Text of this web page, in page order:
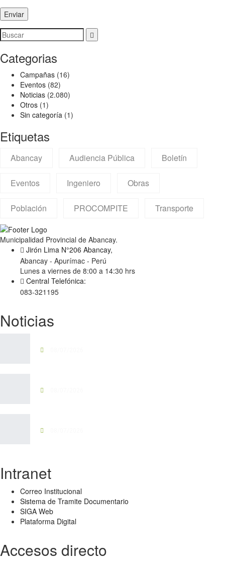
Enviar
Categorias
Campañas (16)
Eventos (82)
Noticias (2.080)
Otros (1)
Sin categoría (1)
Etiquetas
Abancay Audiencia Pública Boletín
Eventos Ingeniero Obras
Población PROCOMPITE Transporte
Municipalidad Provincial de Abancay.
Jirón Lima N°206 Abancay,
Abancay - Apurímac - Perú
Lunes a viernes de 8:00 a 14:30 hrs
Central Telefónica:
083-321195
Noticias
Intranet
Correo Institucional
Sistema de Tramite Documentario
SIGA Web
Plataforma Digital
Accesos directo